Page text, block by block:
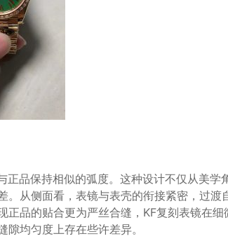
品保持相似的弧度。这种设计不仅从美学
从侧面看，表镜与表壳的衔接紧密，过渡
品的贴合更为严丝合缝，KF复刻表镜在细
均匀度上存在些许差异。